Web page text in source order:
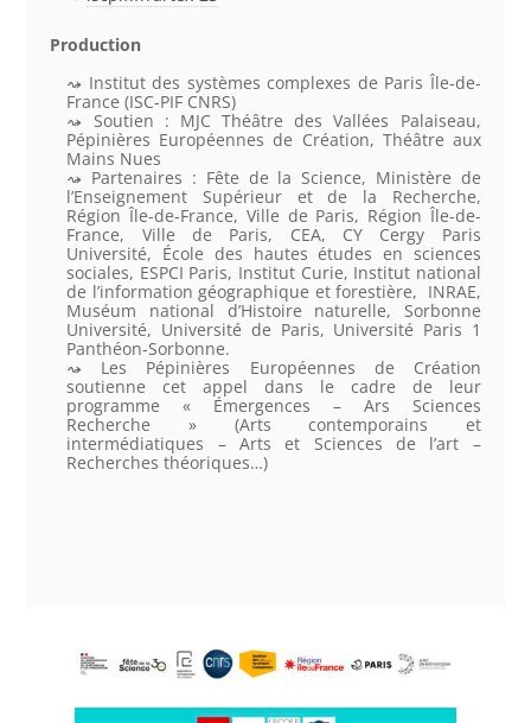
Production
Institut des systèmes complexes de Paris Île-de-
France (ISC-PIF CNRS)
Soutien : MJC Théâtre des Vallées Palaiseau,
Pépinières Européennes de Création, Théâtre aux
Mains Nues
Partenaires : Fête de la Science, Ministère de
l’Enseignement Supérieur et de la Recherche,
Région Île-de-France, Ville de Paris, Région Île-de-
France, Ville de Paris, CEA, CY Cergy Paris
Université, École des hautes études en sciences
sociales, ESPCI Paris, Institut Curie, Institut national
de l’information géographique et forestière, INRAE,
Muséum national d’Histoire naturelle, Sorbonne
Université, Université de Paris, Université Paris 1
Panthéon-Sorbonne.
Les Pépinières Européennes de Création
soutienne cet appel dans le cadre de leur
programme « Émergences – Ars Sciences
Recherche » (Arts contemporains et
intermédiatiques – Arts et Sciences de l’art –
Recherches théoriques…)